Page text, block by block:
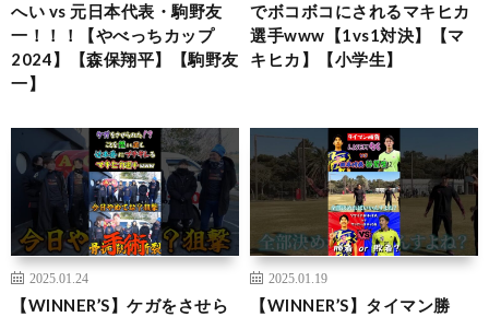
へい vs 元日本代表・駒野友
一！！！【やべっちカップ
2024】【森保翔平】【駒野友
一】
でボコボコにされるマキヒカ
選手www【1vs1対決】【マ
キヒカ】【小学生】
2025.01.24
【WINNER’S】ケガをさせら
2025.01.19
【WINNER’S】タイマン勝